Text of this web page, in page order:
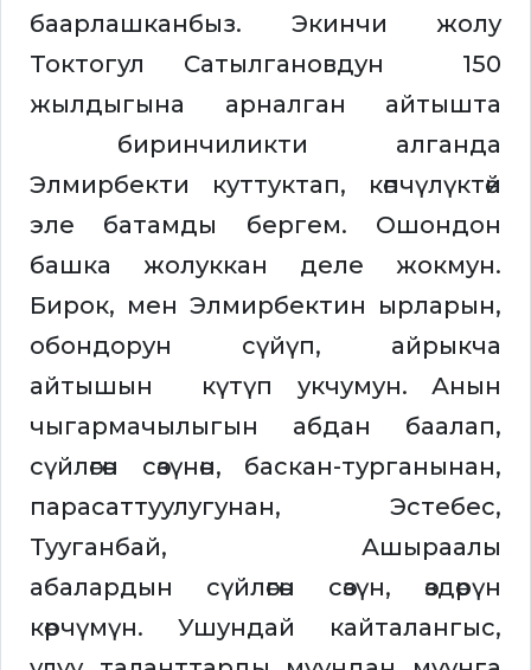
баарлашканбыз. Экинчи жолу
Токтогул Сатылгановдун 150
жылдыгына арналган айтышта
биринчиликти алганда
Элмирбекти куттуктап, көпчүлүктөй
эле батамды бергем. Ошондон
башка жолуккан деле жокмун.
Бирок, мен Элмирбектин ырларын,
обондорун сүйүп, айрыкча
айтышын күтүп укчумун. Анын
чыгармачылыгын абдан баалап,
сүйлөгөн сөзүнөн, баскан-турганынан,
парасаттуулугунан, Эстебес,
Тууганбай, Ашыраалы
абалардын сүйлөгөн сөзүн, өздөрүн
көрчүмүн. Ушундай кайталангыс,